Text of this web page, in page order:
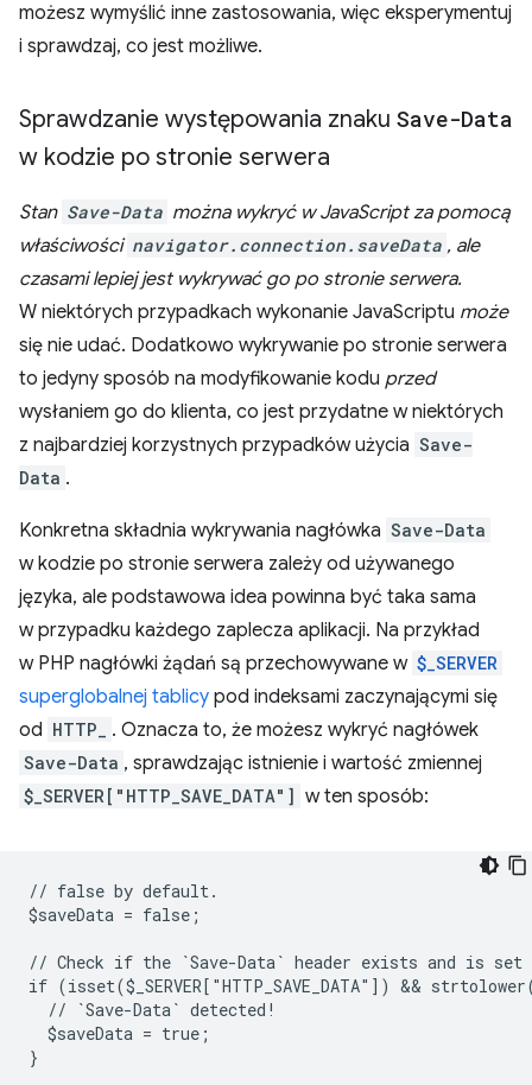
możesz wymyślić inne zastosowania, więc eksperymentuj
i sprawdzaj, co jest możliwe.
Sprawdzanie występowania znaku Save-Data
w kodzie po stronie serwera
Stan Save-Data można wykryć w JavaScript za pomocą
właściwości navigator.connection.saveData , ale
czasami lepiej jest wykrywać go po stronie serwera.
W niektórych przypadkach wykonanie JavaScriptu może
się nie udać. Dodatkowo wykrywanie po stronie serwera
to jedyny sposób na modyfikowanie kodu przed
wysłaniem go do klienta, co jest przydatne w niektórych
z najbardziej korzystnych przypadków użycia Save-
Data .
Konkretna składnia wykrywania nagłówka Save-Data
w kodzie po stronie serwera zależy od używanego
języka, ale podstawowa idea powinna być taka sama
w przypadku każdego zaplecza aplikacji. Na przykład
w PHP nagłówki żądań są przechowywane w $_SERVER
superglobalnej tablicy pod indeksami zaczynającymi się
od HTTP_ . Oznacza to, że możesz wykryć nagłówek
Save-Data , sprawdzając istnienie i wartość zmiennej
$_SERVER["HTTP_SAVE_DATA"] w ten sposób:
// false by default.
$saveData = false;
// Check if the `Save-Data` header exists and is
if (isset($_SERVER["HTTP_SAVE_DATA"]) &&
  // `Save-Data` detected!
  $saveData = true;
}